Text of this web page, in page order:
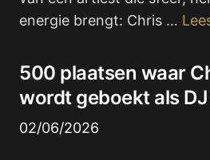
energie brengt: Chris …
500 plaatsen waar
wordt geboekt als
02/06/2026